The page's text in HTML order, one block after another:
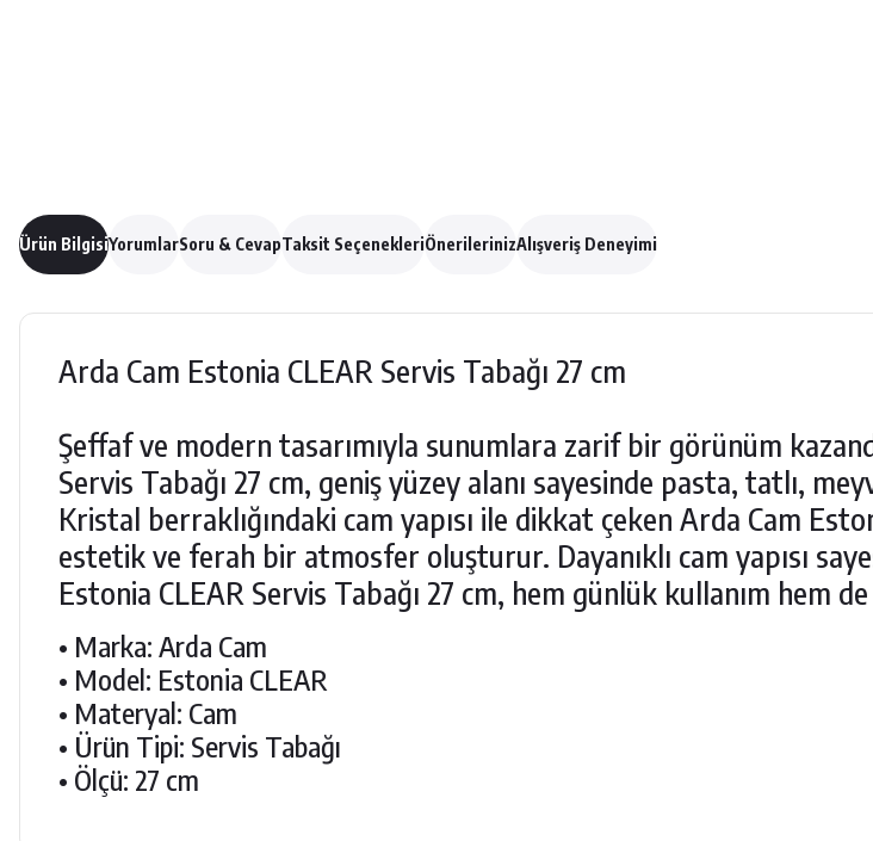
Ürün BilgisiYorumlarSoru & CevapTaksit SeçenekleriÖnerilerinizAlışveriş Deneyimi
Arda Cam Estonia CLEAR Servis Tabağı 27 cm
Şeffaf ve modern tasarımıyla sunumlara zarif bir görünüm
Servis Tabağı 27 cm, geniş yüzey alanı sayesinde pasta, tatlı,
Kristal berraklığındaki cam yapısı ile dikkat çeken Arda Cam
estetik ve ferah bir atmosfer oluşturur. Dayanıklı cam yapısı
Estonia CLEAR Servis Tabağı 27 cm, hem günlük kullanım hem
• Marka: Arda Cam
• Model: Estonia CLEAR
• Materyal: Cam
• Ürün Tipi: Servis Tabağı
• Ölçü: 27 cm